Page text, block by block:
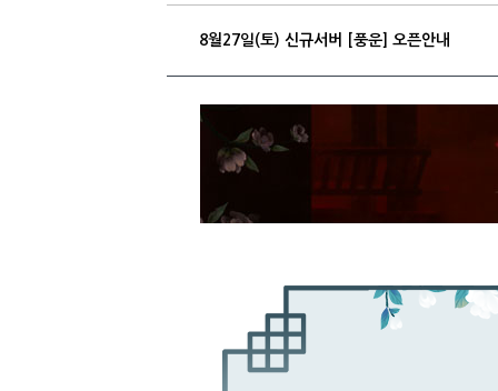
8월27일(토) 신규서버 [풍운] 오픈안내